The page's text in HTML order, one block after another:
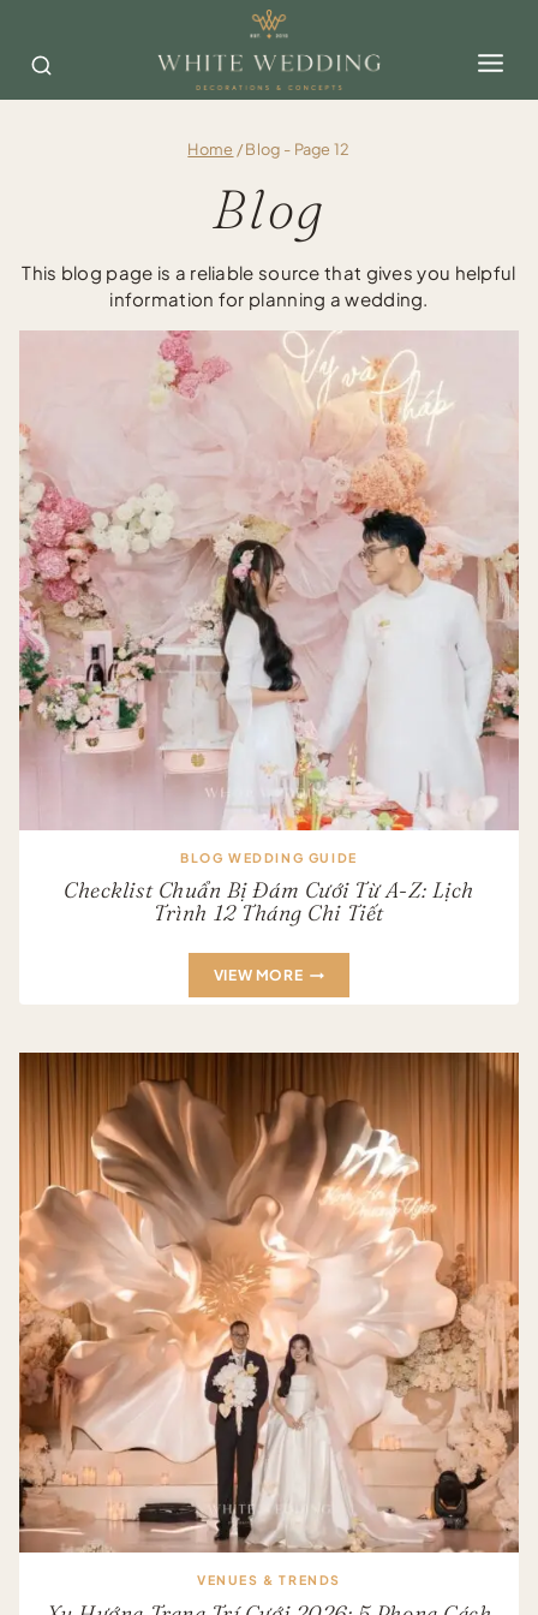
content
Home /Blog - Page 12
Blog
This blog page is a reliable source that gives you helpful
information for planning a wedding.
BLOG WEDDING GUIDE
Checklist Chuẩn Bị Đám Cưới Từ A-Z: Lịch
Trình 12 Tháng Chi Tiết
VIEW MORECHECKLIST
CƯỚI
A-
Z:
LỊCH
TRÌNH
12
THÁNG
TIẾT
VENUES & TRENDS